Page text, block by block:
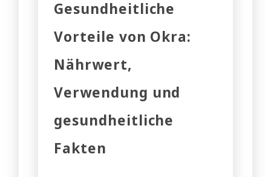
Gesundheitliche
Vorteile von Okra:
Nährwert,
Verwendung und
gesundheitliche
Fakten